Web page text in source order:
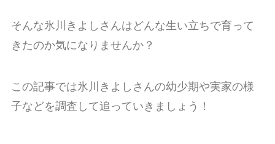
そんな氷川きよしさんはどんな生い立ちで育って
きたのか気になりませんか？
この記事では氷川きよしさんの幼少期や実家の様
子などを調査して追っていきましょう！